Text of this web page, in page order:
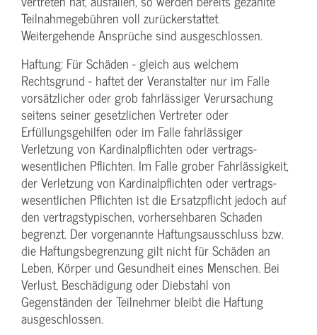
Teilnahme­gebühren voll zurückerstattet.
Weitergehende Ansprüche sind ausgeschlossen.
Haftung: Für Schäden - gleich aus welchem
Rechtsgrund - haftet der Veranstalter nur im Falle
vorsätzlicher oder grob fahrlässiger Verursachung
seitens seiner gesetzlichen Vertreter oder
Erfüllungsgehilfen oder im Falle fahrlässiger
Verletzung von Kardinalpflichten oder vertrags­
wesentlichen Pflichten. Im Falle grober Fahrlässigkeit,
der Verletzung von Kardinalpflichten oder vertrags­
wesentlichen Pflichten ist die Ersatzpflicht jedoch auf
den vertragstypischen, vorhersehbaren Schaden
begrenzt. Der vorgenannte Haftungs­ausschluss bzw.
die Haftungs­begrenzung gilt nicht für Schäden an
Leben, Körper und Gesundheit eines Menschen. Bei
Verlust, Beschädigung oder Diebstahl von
Gegenständen der Teilnehmer bleibt die Haftung
ausgeschlossen.